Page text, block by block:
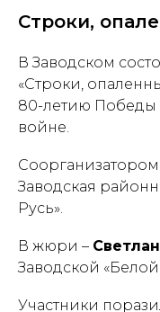
Строки,
В Заводском
«Строки,
80-летию Победы
войне.
Заводская
Русь».
В жюри –
Заводской «Белой
Участники